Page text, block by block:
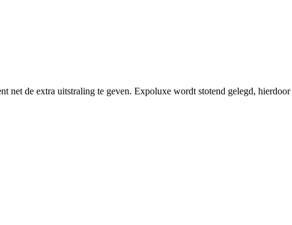
net de extra uitstraling te geven. Expoluxe wordt stotend gelegd,